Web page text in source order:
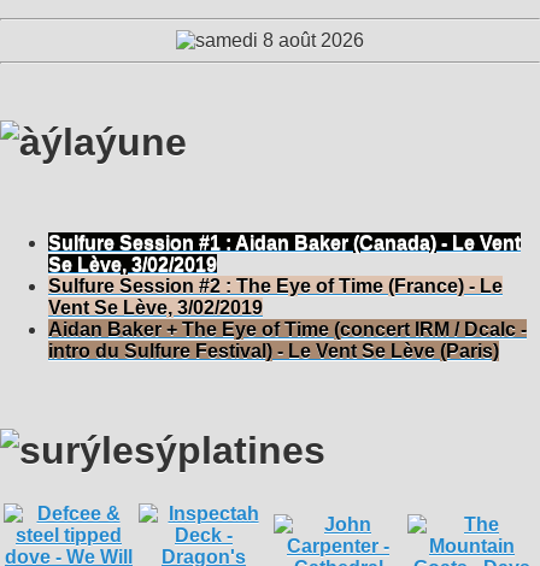
Sulfure Session #1 : Aidan Baker (Canada) - Le Vent
Se Lève, 3/02/2019
Sulfure Session #2 : The Eye of Time (France) - Le
Vent Se Lève, 3/02/2019
Aidan Baker + The Eye of Time (concert IRM / Dcalc -
intro du Sulfure Festival) - Le Vent Se Lève (Paris)